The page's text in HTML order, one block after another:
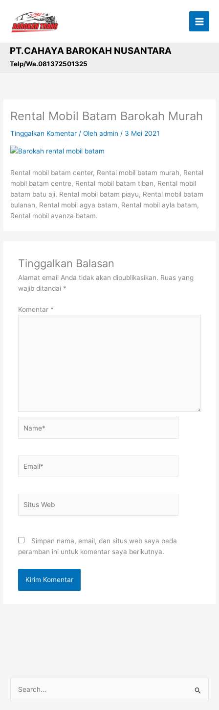
konten
PT.CAHAYA BAROKAH NUSANTARA
Telp/Wa.081372501325
Rental Mobil Batam Barokah Murah
Tinggalkan Komentar / Olehadmin / 3 Mei 2021
Rental mobil batam center, Rental mobil batam murah, Rental
mobil batam centre, Rental mobil batam tiban, Rental mobil
batam batu aji, Rental mobil batam piayu, Rental mobil batam
bulanan, Rental mobil agya batam, Rental mobil ayla batam,
Rental mobil avanza batam.
Tinggalkan Balasan
Alamat email Anda tidak akan dipublikasikan. Ruas yang
wajib ditandai *
Komentar *
Web
Simpan nama, email, dan situs web saya pada
peramban ini untuk komentar saya berikutnya.